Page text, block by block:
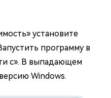
установите
программу в
с». В выпадающем
Windows.